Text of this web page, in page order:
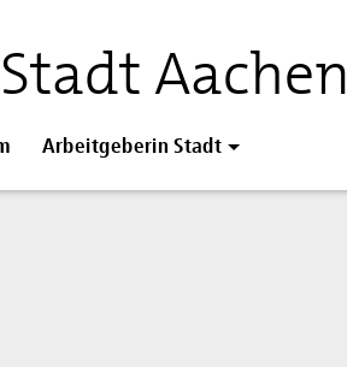
Aachen
Arbeitgeberin Stadt